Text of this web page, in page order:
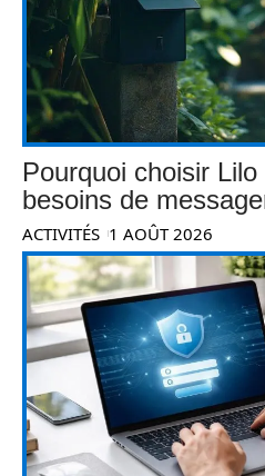
Pourquoi choisir
besoins de
ACTIVITÉS 1 AOÛT 2026